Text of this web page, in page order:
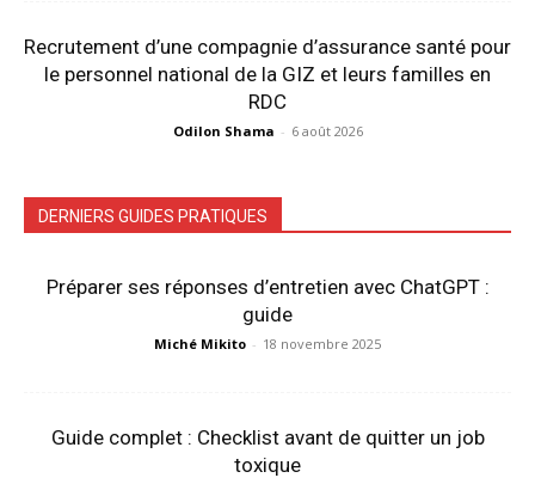
Recrutement d’une compagnie d’assurance santé pour
le personnel national de la GIZ et leurs familles en
RDC
Odilon Shama - 6 août 2026
DERNIERS GUIDES PRATIQUES
Préparer ses réponses d’entretien avec ChatGPT :
guide
Miché Mikito - 18 novembre 2025
Guide complet : Checklist avant de quitter un job
toxique